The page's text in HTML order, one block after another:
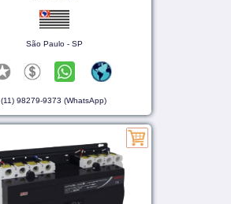
São Paulo - SP
(11) 98279-9373 (WhatsApp)